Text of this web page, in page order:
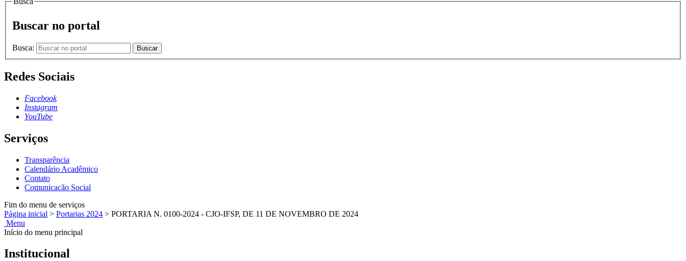
Buscar no portal
Busca: Buscar
Redes Sociais
Facebook
Instagram
YouTube
Serviços
Transparência
Calendário Acadêmico
Contato
Comunicação Social
Fim do menu de serviços
Página inicial > Portarias 2024 > PORTARIA N. 0100-2024 - CJO-IFSP, DE 11 DE NOVEMBRO DE 2024
Menu
Início do menu principal
Institucional